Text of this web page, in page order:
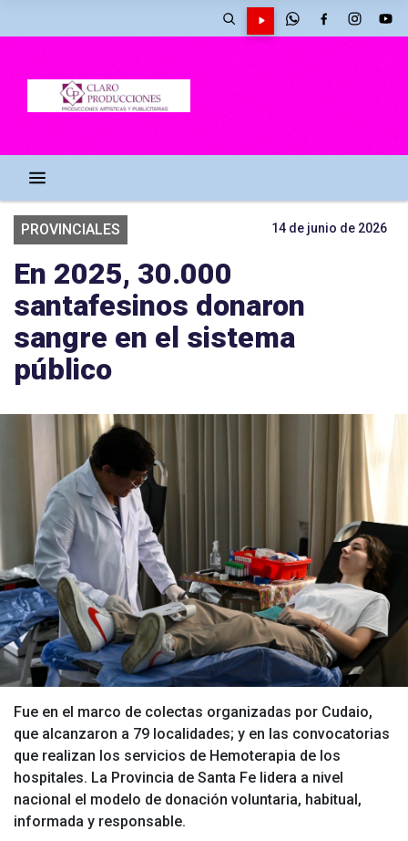
PROVINCIALES 14 de junio de 2026
En 2025, 30.000
santafesinos donaron
sangre en el sistema
público
Fue en el marco de colectas organizadas por Cudaio,
que alcanzaron a 79 localidades; y en las convocatorias
que realizan los servicios de Hemoterapia de los
hospitales. La Provincia de Santa Fe lidera a nivel
nacional el modelo de donación voluntaria, habitual,
informada y responsable.